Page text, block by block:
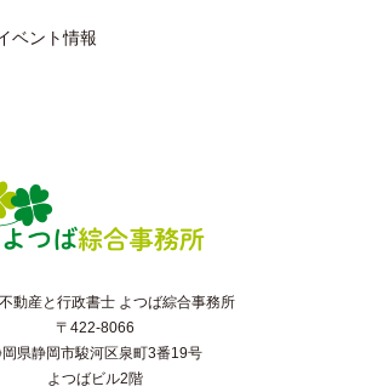
ベント情報
動産と行政書士 よつば綜合事務所
〒422-8066
県静岡市駿河区泉町3番19号
よつばビル2階